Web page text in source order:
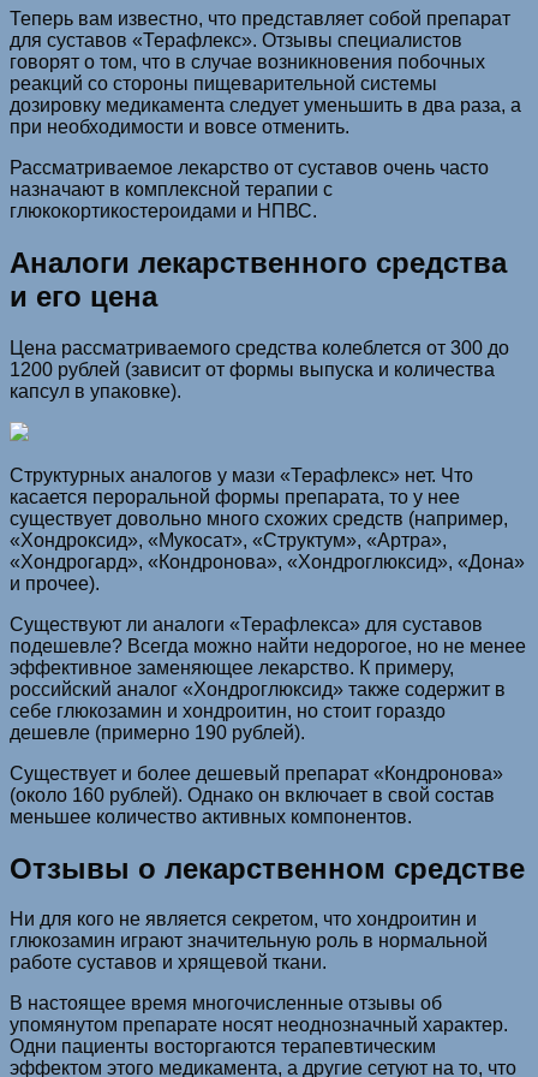
Теперь вам известно, что представляет собой препарат
для суставов «Терафлекс». Отзывы специалистов
говорят о том, что в случае возникновения побочных
реакций со стороны пищеварительной системы
дозировку медикамента следует уменьшить в два раза, а
при необходимости и вовсе отменить.
Рассматриваемое лекарство от суставов очень часто
назначают в комплексной терапии с
глюкокортикостероидами и НПВС.
Аналоги лекарственного средства
и его цена
Цена рассматриваемого средства колеблется от 300 до
1200 рублей (зависит от формы выпуска и количества
капсул в упаковке).
Структурных аналогов у мази «Терафлекс» нет. Что
касается пероральной формы препарата, то у нее
существует довольно много схожих средств (например,
«Хондроксид», «Мукосат», «Структум», «Артра»,
«Хондрогард», «Кондронова», «Хондроглюксид», «Дона»
и прочее).
Существуют ли аналоги «Терафлекса» для суставов
подешевле? Всегда можно найти недорогое, но не менее
эффективное заменяющее лекарство. К примеру,
российский аналог «Хондроглюксид» также содержит в
себе глюкозамин и хондроитин, но стоит гораздо
дешевле (примерно 190 рублей).
Существует и более дешевый препарат «Кондронова»
(около 160 рублей). Однако он включает в свой состав
меньшее количество активных компонентов.
Отзывы о лекарственном средстве
Ни для кого не является секретом, что хондроитин и
глюкозамин играют значительную роль в нормальной
работе суставов и хрящевой ткани.
В настоящее время многочисленные отзывы об
упомянутом препарате носят неоднозначный характер.
Одни пациенты восторгаются терапевтическим
эффектом этого медикамента, а другие сетуют на то, что